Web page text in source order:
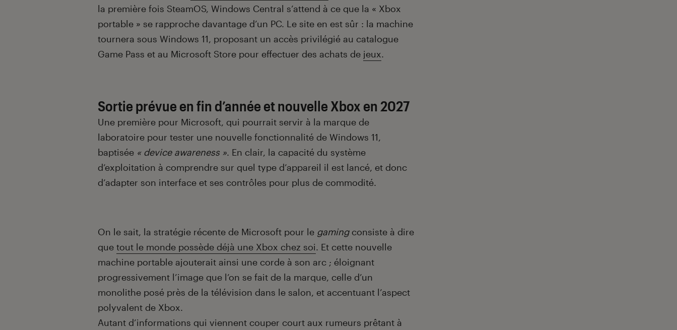
la première fois SteamOS, Windows Central s’attend à ce que la « Xbox
portable » se rapproche davantage d’un PC. Le site en est sûr : la machine
tournera sous Windows 11, proposant un accès privilégié au catalogue
Game Pass et au Microsoft Store pour effectuer des achats de jeux.
Sortie prévue en fin d’année et nouvelle Xbox en 2027
Une première pour Microsoft, qui pourrait servir à la marque de
laboratoire pour tester une nouvelle fonctionnalité de Windows 11,
baptisée « device awareness ». En clair, la capacité du système
d’exploitation à comprendre sur quel type d’appareil il est lancé, et donc
d’adapter son interface et ses contrôles pour plus de commodité.
On le sait, la stratégie récente de Microsoft pour le gamingconsiste à dire
que tout le monde possède déjà une Xbox chez soi. Et cette nouvelle
machine portable ajouterait ainsi une corde à son arc ; éloignant
progressivement l’image que l’on se fait de la marque, celle d’un
monolithe posé près de la télévision dans le salon, et accentuant l’aspect
polyvalent de Xbox.
Autant d’informations qui viennent couper court aux rumeurs prêtant à